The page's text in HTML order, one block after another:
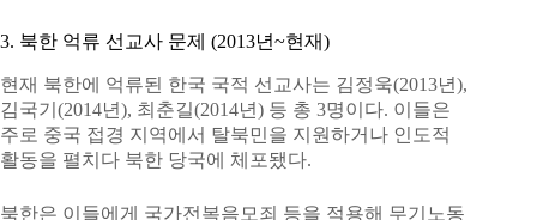
3. 북한 억류 선교사 문제 (2013년~현재)
현재 북한에 억류된 한국 국적 선교사는 김정욱(2013년),
김국기(2014년), 최춘길(2014년) 등 총 3명이다. 이들은
주로 중국 접경 지역에서 탈북민을 지원하거나 인도적
활동을 펼치다 북한 당국에 체포됐다.
북한은 이들에게 국가전복음모죄 등을 적용해 무기노동